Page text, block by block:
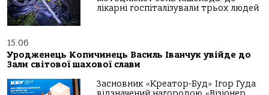
лікарні госпіталізували трьох людей
15:06
Уродженець Копичинець Василь Іванчук увійде до
Зали світової шахової слави
Засновник «Креатор-Буд» Ігор Гуда